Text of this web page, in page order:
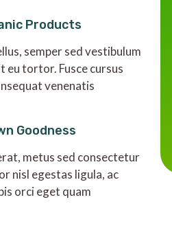
Products
semper sed vestibulum
eu tortor. Fusce cursus
venenatis
Goodness
metus sed consectetur
nisl egestas ligula, ac
orci eget quam